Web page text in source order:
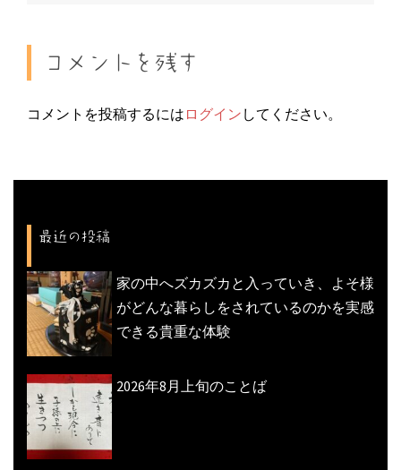
ゲ
シ
コメントを残す
コメントを投稿するには ログイン してください。
最近の投稿
家の中へズカズカと入っていき、よそ様
がどんな暮らしをされているのかを実感
できる貴重な体験
2026年8月上旬のことば